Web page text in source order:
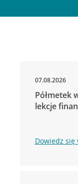
07.08.2026
Półmetek
lekcje
Dowiedz się